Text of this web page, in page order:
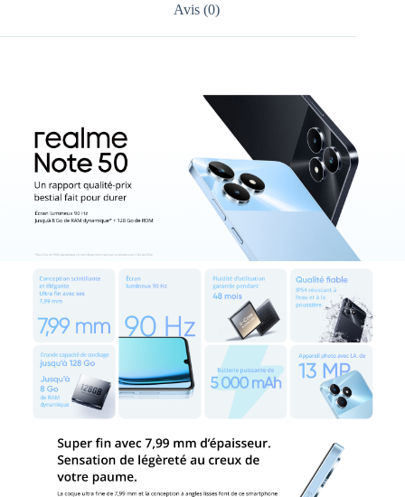
Avis (0)